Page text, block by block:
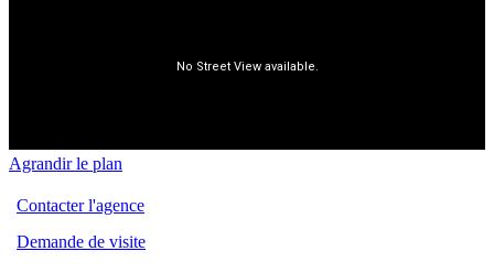
Agrandir le plan
Contacter l'agence
Demande de visite